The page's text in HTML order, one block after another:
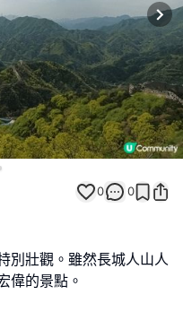
0 0
別壯觀。雖然長城人山人